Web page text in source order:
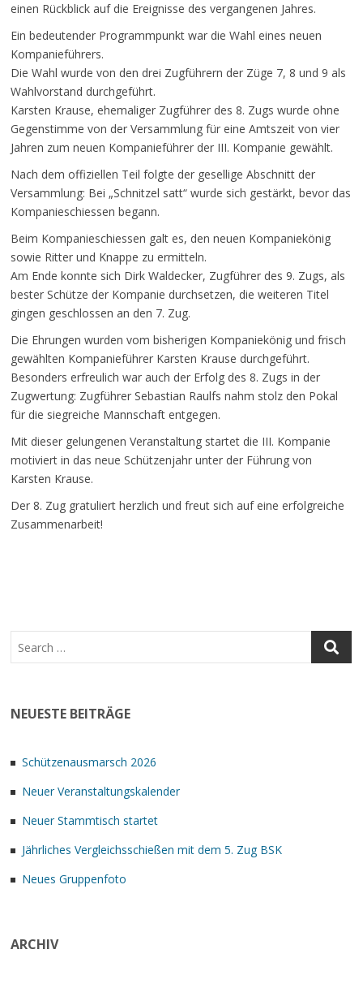
einen Rückblick auf die Ereignisse des vergangenen Jahres.
Ein bedeutender Programmpunkt war die Wahl eines neuen
Kompanieführers.
Die Wahl wurde von den drei Zugführern der Züge 7, 8 und 9 als
Wahlvorstand durchgeführt.
Karsten Krause, ehemaliger Zugführer des 8. Zugs wurde ohne
Gegenstimme von der Versammlung für eine Amtszeit von vier
Jahren zum neuen Kompanieführer der III. Kompanie gewählt.
Nach dem offiziellen Teil folgte der gesellige Abschnitt der
Versammlung: Bei „Schnitzel satt“ wurde sich gestärkt, bevor das
Kompanieschiessen begann.
Beim Kompanieschiessen galt es, den neuen Kompaniekönig
sowie Ritter und Knappe zu ermitteln.
Am Ende konnte sich Dirk Waldecker, Zugführer des 9. Zugs, als
bester Schütze der Kompanie durchsetzen, die weiteren Titel
gingen geschlossen an den 7. Zug.
Die Ehrungen wurden vom bisherigen Kompaniekönig und frisch
gewählten Kompanieführer Karsten Krause durchgeführt.
Besonders erfreulich war auch der Erfolg des 8. Zugs in der
Zugwertung: Zugführer Sebastian Raulfs nahm stolz den Pokal
für die siegreiche Mannschaft entgegen.
Mit dieser gelungenen Veranstaltung startet die III. Kompanie
motiviert in das neue Schützenjahr unter der Führung von
Karsten Krause.
Der 8. Zug gratuliert herzlich und freut sich auf eine erfolgreiche
Zusammenarbeit!
NEUESTE BEITRÄGE
Schützenausmarsch 2026
Neuer Veranstaltungskalender
Neuer Stammtisch startet
Jährliches Vergleichsschießen mit dem 5. Zug BSK
Neues Gruppenfoto
ARCHIV